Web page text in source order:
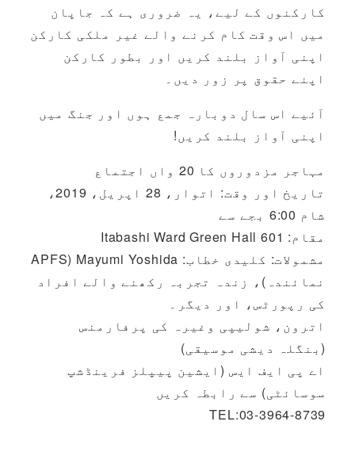
کارکنوں کے لیے، یہ ضروری ہے کہ جاپان
میں اس وقت کام کرنے والے غیر ملکی کارکن
اپنی آواز بلند کریں اور بطور کارکن
اپنے حقوق پر زور دیں۔
آئیے اس سال دوبارہ جمع ہوں اور جنگ میں
اپنی آواز بلند کریں!
مہاجر مزدوروں کا 20 واں اجتماع
تاریخ اور وقت: اتوار، 28 اپریل، 2019،
شام 6:00 بجے سے
مقام: Itabashi Ward Green Hall 601
مشمولات: کلیدی خطاب: Mayumi Yoshida (APFS
نمائندہ)، زندہ تجربہ رکھنے والے افراد
کی رپورٹس، اور دیگر۔
اترون، شولیپی وغیرہ کی پرفارمنس
(بنگلہ دیشی موسیقی)
اے پی ایف ایس (ایشین پیپلز فرینڈشپ
سوسائٹی) سے رابطہ کریں
TEL:03-3964-8739